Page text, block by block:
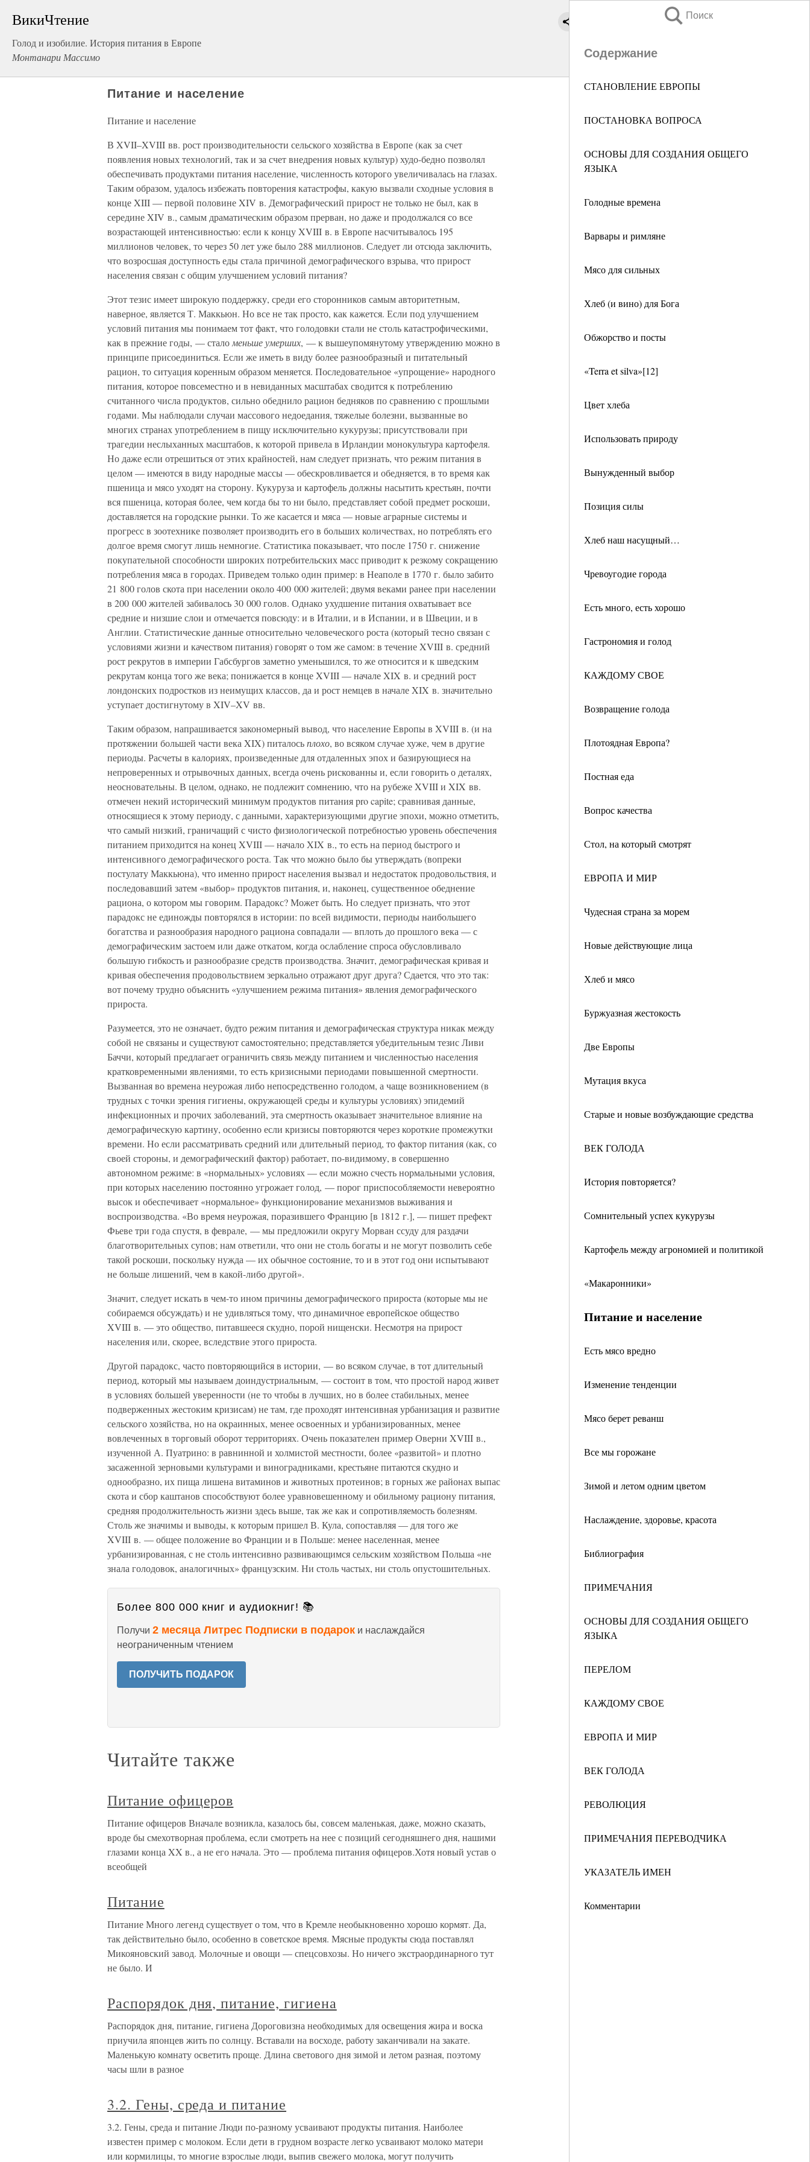
ВикиЧтение
Голод и изобилие. История питания в Европе
Монтанари Массимо
Поиск
Содержание
СТАНОВЛЕНИЕ ЕВРОПЫ
ПОСТАНОВКА ВОПРОСА
ОСНОВЫ ДЛЯ СОЗДАНИЯ ОБЩЕГО
ЯЗЫКА
Голодные времена
Варвары и римляне
Мясо для сильных
Хлеб (и вино) для Бога
Обжорство и посты
«Terra et silva»[12]
Цвет хлеба
Использовать природу
Вынужденный выбор
Позиция силы
Хлеб наш насущный…
Чревоугодие города
Есть много, есть хорошо
Гастрономия и голод
КАЖДОМУ СВОЕ
Возвращение голода
Плотоядная Европа?
Постная еда
Вопрос качества
Стол, на который смотрят
ЕВРОПА И МИР
Чудесная страна за морем
Новые действующие лица
Хлеб и мясо
Буржуазная жестокость
Две Европы
Мутация вкуса
Старые и новые возбуждающие средства
ВЕК ГОЛОДА
История повторяется?
Сомнительный успех кукурузы
Картофель между агрономией и политикой
«Макаронники»
Питание и население
Есть мясо вредно
Изменение тенденции
Мясо берет реванш
Все мы горожане
Зимой и летом одним цветом
Наслаждение, здоровье, красота
Библиография
ПРИМЕЧАНИЯ
ОСНОВЫ ДЛЯ СОЗДАНИЯ ОБЩЕГО
ЯЗЫКА
ПЕРЕЛОМ
КАЖДОМУ СВОЕ
ЕВРОПА И МИР
ВЕК ГОЛОДА
РЕВОЛЮЦИЯ
ПРИМЕЧАНИЯ ПЕРЕВОДЧИКА
УКАЗАТЕЛЬ ИМЕН
Комментарии
Питание и население
Питание и население
В XVII–XVIII вв. рост производительности сельского хозяйства в Европе (как за счет
появления новых технологий, так и за счет внедрения новых культур) худо-бедно позволял
обеспечивать продуктами питания население, численность которого увеличивалась на глазах.
Таким образом, удалось избежать повторения катастрофы, какую вызвали сходные условия в
конце XIII — первой половине XIV в. Демографический прирост не только не был, как в
середине XIV в., самым драматическим образом прерван, но даже и продолжался со все
возрастающей интенсивностью: если к концу XVIII в. в Европе насчитывалось 195
миллионов человек, то через 50 лет уже было 288 миллионов. Следует ли отсюда заключить,
что возросшая доступность еды стала причиной демографического взрыва, что прирост
населения связан с общим улучшением условий питания?
Этот тезис имеет широкую поддержку, среди его сторонников самым авторитетным,
наверное, является Т. Маккьюн. Но все не так просто, как кажется. Если под улучшением
условий питания мы понимаем тот факт, что голодовки стали не столь катастрофическими,
как в прежние годы, — стало меньше умерших, — к вышеупомянутому утверждению можно в
принципе присоединиться. Если же иметь в виду более разнообразный и питательный
рацион, то ситуация коренным образом меняется. Последовательное «упрощение» народного
питания, которое повсеместно и в невиданных масштабах сводится к потреблению
считанного числа продуктов, сильно обеднило рацион бедняков по сравнению с прошлыми
годами. Мы наблюдали случаи массового недоедания, тяжелые болезни, вызванные во
многих странах употреблением в пищу исключительно кукурузы; присутствовали при
трагедии неслыханных масштабов, к которой привела в Ирландии монокультура картофеля.
Но даже если отрешиться от этих крайностей, нам следует признать, что режим питания в
целом — имеются в виду народные массы — обескровливается и обедняется, в то время как
пшеница и мясо уходят на сторону. Кукуруза и картофель должны насытить крестьян, почти
вся пшеница, которая более, чем когда бы то ни было, представляет собой предмет роскоши,
доставляется на городские рынки. То же касается и мяса — новые аграрные системы и
прогресс в зоотехнике позволяет производить его в больших количествах, но потреблять его
долгое время смогут лишь немногие. Статистика показывает, что после 1750 г. снижение
покупательной способности широких потребительских масс приводит к резкому сокращению
потребления мяса в городах. Приведем только один пример: в Неаполе в 1770 г. было забито
21 800 голов скота при населении около 400 000 жителей; двумя веками ранее при населении
в 200 000 жителей забивалось 30 000 голов. Однако ухудшение питания охватывает все
средние и низшие слои и отмечается повсюду: и в Италии, и в Испании, и в Швеции, и в
Англии. Статистические данные относительно человеческого роста (который тесно связан с
условиями жизни и качеством питания) говорят о том же самом: в течение XVIII в. средний
рост рекрутов в империи Габсбургов заметно уменьшился, то же относится и к шведским
рекрутам конца того же века; понижается в конце XVIII — начале XIX в. и средний рост
лондонских подростков из неимущих классов, да и рост немцев в начале XIX в. значительно
уступает достигнутому в XIV–XV вв.
Таким образом, напрашивается закономерный вывод, что население Европы в XVIII в. (и на
протяжении большей части века XIX) питалосьплохо, во всяком случае хуже, чем в другие
периоды. Расчеты в калориях, произведенные для отдаленных эпох и базирующиеся на
непроверенных и отрывочных данных, всегда очень рискованны и, если говорить о деталях,
неосновательны. В целом, однако, не подлежит сомнению, что на рубеже XVIII и XIX вв.
отмечен некий исторический минимум продуктов питания pro capite; сравнивая данные,
относящиеся к этому периоду, с данными, характеризующими другие эпохи, можно отметить,
что самый низкий, граничащий с чисто физиологической потребностью уровень обеспечения
питанием приходится на конец XVIII — начало XIX в., то есть на период быстрого и
интенсивного демографического роста. Так что можно было бы утверждать (вопреки
постулату Маккьюна), что именно прирост населения вызвал и недостаток продовольствия, и
последовавший затем «выбор» продуктов питания, и, наконец, существенное обеднение
рациона, о котором мы говорим. Парадокс? Может быть. Но следует признать, что этот
парадокс не единожды повторялся в истории: по всей видимости, периоды наибольшего
богатства и разнообразия народного рациона совпадали — вплоть до прошлого века — с
демографическим застоем или даже откатом, когда ослабление спроса обусловливало
большую гибкость и разнообразие средств производства. Значит, демографическая кривая и
кривая обеспечения продовольствием зеркально отражают друг друга? Сдается, что это так:
вот почему трудно объяснить «улучшением режима питания» явления демографического
прироста.
Разумеется, это не означает, будто режим питания и демографическая структура никак между
собой не связаны и существуют самостоятельно; представляется убедительным тезис Ливи
Баччи, который предлагает ограничить связь между питанием и численностью населения
кратковременными явлениями, то есть кризисными периодами повышенной смертности.
Вызванная во времена неурожая либо непосредственно голодом, а чаще возникновением (в
трудных с точки зрения гигиены, окружающей среды и культуры условиях) эпидемий
инфекционных и прочих заболеваний, эта смертность оказывает значительное влияние на
демографическую картину, особенно если кризисы повторяются через короткие промежутки
времени. Но если рассматривать средний или длительный период, то фактор питания (как, со
своей стороны, и демографический фактор) работает, по-видимому, в совершенно
автономном режиме: в «нормальных» условиях — если можно счесть нормальными условия,
при которых населению постоянно угрожает голод, — порог приспособляемости невероятно
высок и обеспечивает «нормальное» функционирование механизмов выживания и
воспроизводства. «Во время неурожая, поразившего Францию [в 1812 г.], — пишет префект
Фьеве три года спустя, в феврале, — мы предложили округу Морван ссуду для раздачи
благотворительных супов; нам ответили, что они не столь богаты и не могут позволить себе
такой роскоши, поскольку нужда — их обычное состояние, то и в этот год они испытывают
не больше лишений, чем в какой-либо другой».
Значит, следует искать в чем-то ином причины демографического прироста (которые мы не
собираемся обсуждать) и не удивляться тому, что динамичное европейское общество
XVIII в. — это общество, питавшееся скудно, порой нищенски. Несмотря на прирост
населения или, скорее, вследствие этого прироста.
Другой парадокс, часто повторяющийся в истории, — во всяком случае, в тот длительный
период, который мы называем доиндустриальным, — состоит в том, что простой народ живет
в условиях большей уверенности (не то чтобы в лучших, но в более стабильных, менее
подверженных жестоким кризисам) не там, где проходят интенсивная урбанизация и развитие
сельского хозяйства, но на окраинных, менее освоенных и урбанизированных, менее
вовлеченных в торговый оборот территориях. Очень показателен пример Оверни XVIII в.,
изученной А. Пуатрино: в равнинной и холмистой местности, более «развитой» и плотно
засаженной зерновыми культурами и виноградниками, крестьяне питаются скудно и
однообразно, их пища лишена витаминов и животных протеинов; в горных же районах выпас
скота и сбор каштанов способствуют более уравновешенному и обильному рациону питания,
средняя продолжительность жизни здесь выше, так же как и сопротивляемость болезням.
Столь же значимы и выводы, к которым пришел В. Кула, сопоставляя — для того же
XVIII в. — общее положение во Франции и в Польше: менее населенная, менее
урбанизированная, с не столь интенсивно развивающимся сельским хозяйством Польша «не
знала голодовок, аналогичных» французским. Ни столь частых, ни столь опустошительных.
Более 800 000 книг и аудиокниг! 📚
Получи 2 месяца Литрес Подписки в подарок и наслаждайся
неограниченным чтением
ПОЛУЧИТЬ ПОДАРОК
Читайте также
Питание офицеров
Питание офицеров Вначале возникла, казалось бы, совсем маленькая, даже, можно сказать,
вроде бы смехотворная проблема, если смотреть на нее с позиций сегодняшнего дня, нашими
глазами конца XX в., а не его начала. Это — проблема питания офицеров.Хотя новый устав о
всеобщей
Питание
Питание Много легенд существует о том, что в Кремле необыкновенно хорошо кормят. Да,
так действительно было, особенно в советское время. Мясные продукты сюда поставлял
Микояновский завод. Молочные и овощи — спецсовхозы. Но ничего экстраординарного тут
не было. И
Распорядок дня, питание, гигиена
Распорядок дня, питание, гигиена Дороговизна необходимых для освещения жира и воска
приучила японцев жить по солнцу. Вставали на восходе, работу заканчивали на закате.
Маленькую комнату осветить проще. Длина светового дня зимой и летом разная, поэтому
часы шли в разное
3.2. Гены, среда и питание
3.2. Гены, среда и питание Люди по-разному усваивают продукты питания. Наиболее
известен пример с молоком. Если дети в грудном возрасте легко усваивают молоко матери
или кормилицы, то многие взрослые люди, выпив свежего молока, могут получить